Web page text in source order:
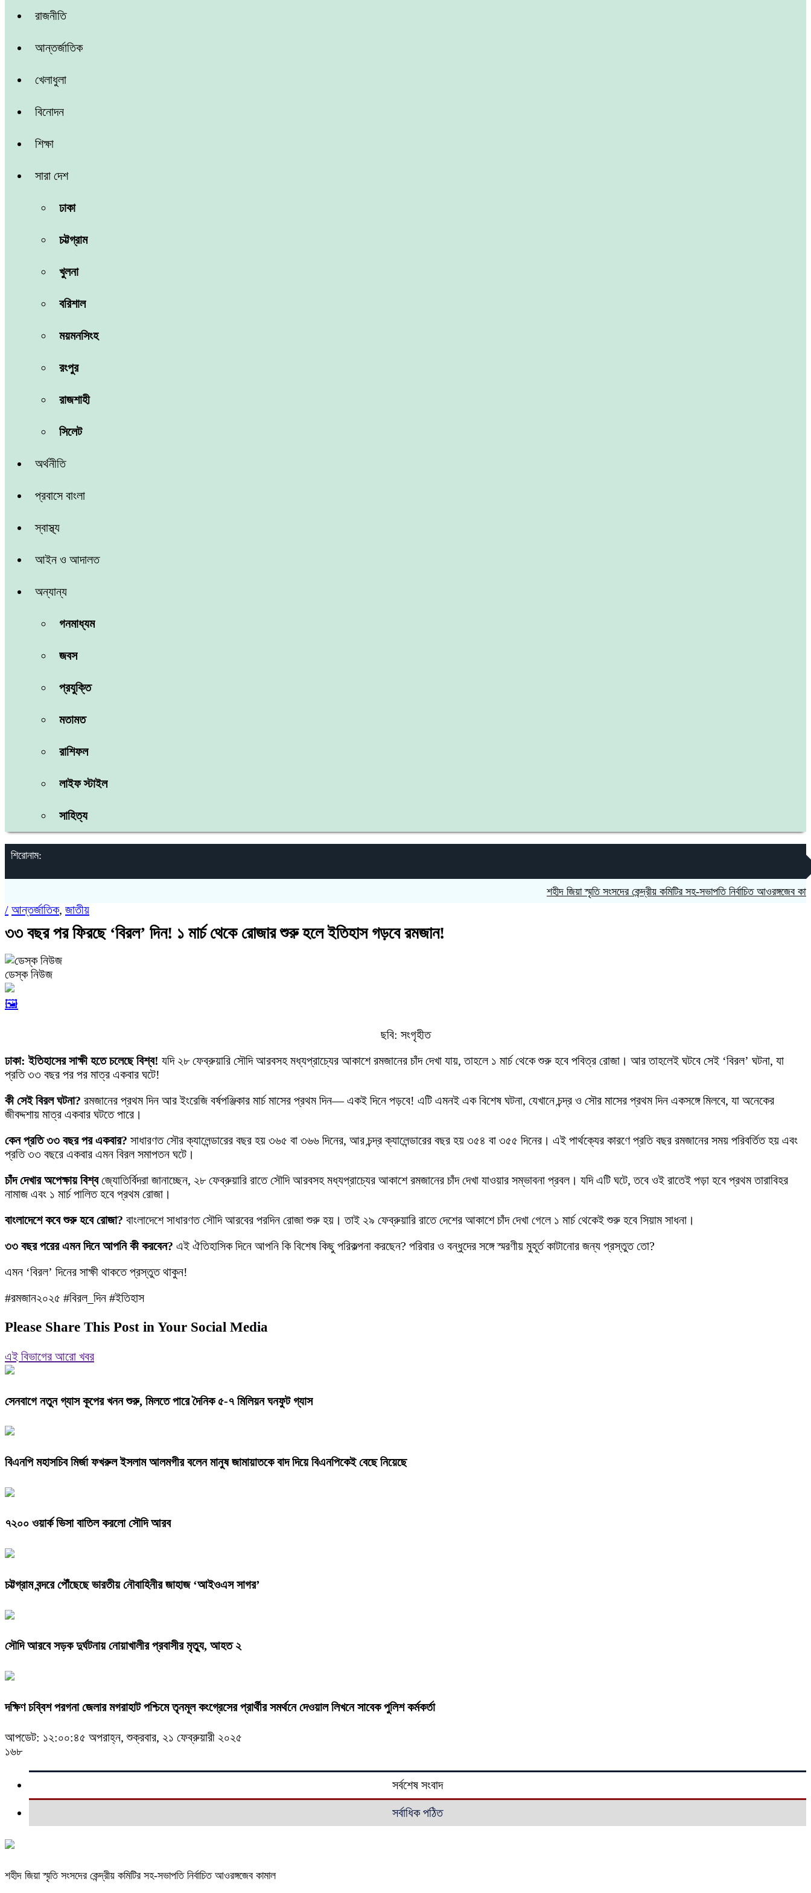
রাজনীতি
আন্তর্জাতিক
খেলাধুলা
বিনোদন
শিক্ষা
সারা দেশ
ঢাকা
চট্টগ্রাম
খুলনা
বরিশাল
ময়মনসিংহ
রংপুর
রাজশাহী
সিলেট
অর্থনীতি
প্রবাসে বাংলা
স্বাস্থ্য
আইন ও আদালত
অন্যান্য
গনমাধ্যম
জবস
প্রযুক্তি
মতামত
রাশিফল
লাইফ স্টাইল
সাহিত্য
শিরোনাম:
শহীদ জিয়া স্মৃতি সংসদের কেন্দ্রীয় কমিটির সহ-সভাপতি নির্বাচিত আওরঙ্গজেব কামাল
/ আন্তর্জাতিক, জাতীয়
৩৩ বছর পর ফিরছে ‘বিরল’ দিন! ১ মার্চ থেকে রোজার শুরু হলে ইতিহাস গড়বে রমজান!
ডেস্ক নিউজ
🖼️
ছবি: সংগৃহীত
ঢাকা: ইতিহাসের সাক্ষী হতে চলেছে বিশ্ব! যদি ২৮ ফেব্রুয়ারি সৌদি আরবসহ মধ্যপ্রাচ্যের আকাশে রমজানের চাঁদ দেখা যায়, তাহলে ১ মার্চ থেকে শুরু হবে পবিত্র রোজা। আর তাহলেই ঘটবে সেই ‘বিরল’ ঘটনা, যা
প্রতি ৩৩ বছর পর পর মাত্র একবার ঘটে!
কী সেই বিরল ঘটনা? রমজানের প্রথম দিন আর ইংরেজি বর্ষপঞ্জিকার মার্চ মাসের প্রথম দিন— একই দিনে পড়বে! এটি এমনই এক বিশেষ ঘটনা, যেখানে চন্দ্র ও সৌর মাসের প্রথম দিন একসঙ্গে মিলবে, যা অনেকের
জীবদ্দশায় মাত্র একবার ঘটতে পারে।
কেন প্রতি ৩৩ বছর পর একবার? সাধারণত সৌর ক্যালেন্ডারের বছর হয় ৩৬৫ বা ৩৬৬ দিনের, আর চন্দ্র ক্যালেন্ডারের বছর হয় ৩৫৪ বা ৩৫৫ দিনের। এই পার্থক্যের কারণে প্রতি বছর রমজানের সময় পরিবর্তিত হয় এবং
প্রতি ৩৩ বছরে একবার এমন বিরল সমাপতন ঘটে।
চাঁদ দেখার অপেক্ষায় বিশ্বজ্যোতির্বিদরা জানাচ্ছেন, ২৮ ফেব্রুয়ারি রাতে সৌদি আরবসহ মধ্যপ্রাচ্যের আকাশে রমজানের চাঁদ দেখা যাওয়ার সম্ভাবনা প্রবল। যদি এটি ঘটে, তবে ওই রাতেই পড়া হবে প্রথম তারাবিহর
নামাজ এবং ১ মার্চ পালিত হবে প্রথম রোজা।
বাংলাদেশে কবে শুরু হবে রোজা? বাংলাদেশে সাধারণত সৌদি আরবের পরদিন রোজা শুরু হয়। তাই ২৯ ফেব্রুয়ারি রাতে দেশের আকাশে চাঁদ দেখা গেলে ১ মার্চ থেকেই শুরু হবে সিয়াম সাধনা।
৩৩ বছর পরের এমন দিনে আপনি কী করবেন? এই ঐতিহাসিক দিনে আপনি কি বিশেষ কিছু পরিকল্পনা করছেন? পরিবার ও বন্ধুদের সঙ্গে স্মরণীয় মুহূর্ত কাটানোর জন্য প্রস্তুত তো?
এমন ‘বিরল’ দিনের সাক্ষী থাকতে প্রস্তুত থাকুন!
#রমজান২০২৫ #বিরল_দিন #ইতিহাস
Please Share This Post in Your Social Media
এই বিভাগের আরো খবর
সেনবাগে নতুন গ্যাস কূপের খনন শুরু, মিলতে পারে দৈনিক ৫-৭ মিলিয়ন ঘনফুট গ্যাস
বিএনপি মহাসচিব মির্জা ফখরুল ইসলাম আলমগীর বলেন মানুষ জামায়াতকে বাদ দিয়ে বিএনপিকেই বেছে নিয়েছে
৭২০০ ওয়ার্ক ভিসা বাতিল করলো সৌদি আরব
চট্টগ্রাম বন্দরে পৌঁছেছে ভারতীয় নৌবাহিনীর জাহাজ ‘আইওএস সাগর’
সৌদি আরবে সড়ক দুর্ঘটনায় নোয়াখালীর প্রবাসীর মৃত্যু, আহত ২
দক্ষিণ চব্বিশ পরগনা জেলার মগরাহাট পশ্চিমে তৃনমূল কংগ্রেসের প্রার্থীর সমর্থনে দেওয়াল লিখনে সাবেক পুলিশ কর্মকর্তা
আপডেট: ১২:০০:৪৫ অপরাহ্ন, শুক্রবার, ২১ ফেব্রুয়ারী ২০২৫
১৬৮
সর্বশেষ সংবাদ
সর্বাধিক পঠিত
শহীদ জিয়া স্মৃতি সংসদের কেন্দ্রীয় কমিটির সহ-সভাপতি নির্বাচিত আওরঙ্গজেব কামাল